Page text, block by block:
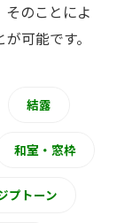
そのことによ
可能です。
結露
和室・窓枠
プトーン